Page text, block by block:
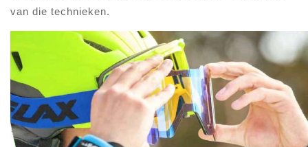
van die technieken.